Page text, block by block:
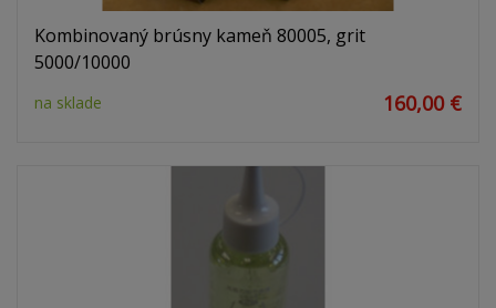
Kombinovaný brúsny kameň 80005, grit
5000/10000
na sklade 160,00 €